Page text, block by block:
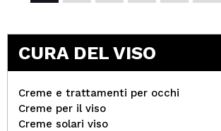
CURA DEL VISO
Creme e trattamenti per occhi
Creme per il viso
Creme solari viso